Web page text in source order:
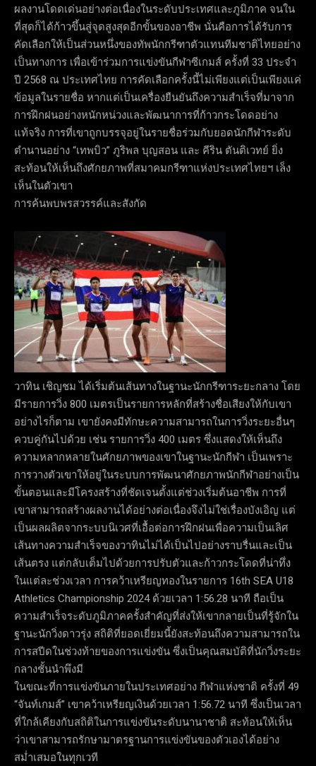
ผลงานโดดเด่นอย่างต่อเนื่องในระดับประเทศและภูมิภาค จนใน
ที่สุดก็ได้ก้าวขึ้นสู่จุดสูงสุดอีกขั้นของอาชีพ นั่นคือการได้รับการ
คัดเลือกให้เป็นส่วนหนึ่งของทัพนักกรีฑาตัวแทนทีมชาติไทยอย่าง
เป็นทางการ เพื่อเข้าร่วมการแข่งขันกีฬาซีเกมส์ ครั้งที่ 33 ประจำ
ปี 2568 ณ ประเทศไทย การคัดเลือกครั้งนี้ไม่เพียงแต่เป็นเพียงแค่
ข้อมูลในรายชื่อ หากแต่เป็นเครื่องยืนยันถึงความสำเร็จที่มาจาก
การฝึกฝนอย่างหนักหน่วงและพัฒนาการที่ก้าวกระโดดอย่าง
แท้จริง การที่เขาถูกบรรจุอยู่ในรายชื่อร่วมกับยอดนักกีฬาระดับ
ตำนานอย่าง “เทพบิว” ภูริพล บุญสอน และ คีริน ตันติเวทย์ ยิ่ง
สะท้อนให้เห็นถึงศักยภาพที่สมาคมกรีฑาแห่งประเทศไทยฯ เล็ง
เห็นในตัวเขา
การค้นพบพรสวรรค์และสังกัด
วาทิน เชิญชม ได้เริ่มต้นเส้นทางในฐานะนักกรีฑาระยะกลาง โดย
มีรายการวิ่ง 800 เมตรเป็นรายการหลักที่สร้างชื่อเสียงให้กับเขา
อย่างไรก็ตาม เขายังคงมีทักษะความสามารถในการวิ่งระยะอื่นๆ
ควบคู่กันไปด้วย เช่น รายการวิ่ง 400 เมตร ซึ่งแสดงให้เห็นถึง
ความหลากหลายในศักยภาพของเขาในฐานะนักกีฬา เป็นเพราะ
การวางตัวเขาให้อยู่ในระบบการพัฒนาศักยภาพนักกีฬาอย่างเป็น
ขั้นตอนและมีโครงสร้างที่ชัดเจนตั้งแต่ช่วงเริ่มต้นอาชีพ การที่
เขาสามารถสร้างผลงานได้อย่างต่อเนื่องจึงไม่ใช่เรื่องบังเอิญ แต่
เป็นผลผลิตจากระบบนิเวศที่เอื้อต่อการฝึกฝนเพื่อความเป็นเลิศ
เส้นทางความสำเร็จของวาทินไม่ได้เป็นไปอย่างราบรื่นและเป็น
เส้นตรง แต่กลับเต็มไปด้วยการปรับตัวและก้าวกระโดดที่น่าทึ่ง
ในแต่ละช่วงเวลา การคว้าเหรียญทองในรายการ 16th SEA U18
Athletics Championship 2024 ด้วยเวลา 1:56.28 นาที ถือเป็น
ความสำเร็จระดับภูมิภาคครั้งสำคัญที่ส่งให้เขากลายเป็นที่รู้จักใน
ฐานะนักวิ่งดาวรุ่ง สถิติที่ยอดเยี่ยมนี้ยังสะท้อนถึงความสามารถใน
การสปีดในช่วงท้ายของการแข่งขัน ซึ่งเป็นคุณสมบัติที่นักวิ่งระยะ
กลางชั้นนำพึงมี
ในขณะที่การแข่งขันภายในประเทศอย่าง กีฬาแห่งชาติ ครั้งที่ 49
“จันท์เกมส์” เขาคว้าเหรียญเงินด้วยเวลา 1:56.72 นาที ซึ่งเป็นเวลา
ที่ใกล้เคียงกับสถิติในการแข่งขันระดับนานาชาติ สะท้อนให้เห็น
ว่าเขาสามารถรักษามาตรฐานการแข่งขันของตัวเองได้อย่าง
สม่ำเสมอในทุกเวที